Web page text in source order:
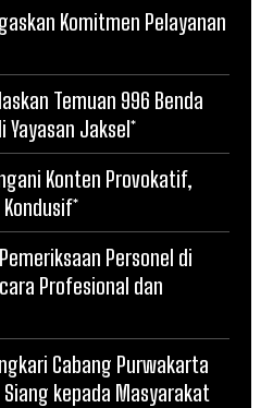
Komitmen Pelayanan
Temuan 996 Benda
Yayasan Jaksel*
Konten Provokatif,
Personel di
Profesional dan
Cabang Purwakarta
kepada Masyarakat